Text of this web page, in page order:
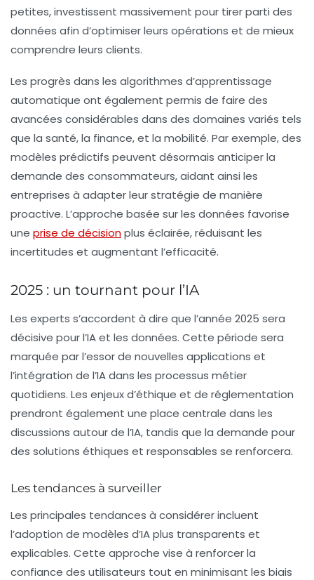
petites, investissent massivement pour tirer parti des
données afin d’optimiser leurs opérations et de mieux
comprendre leurs clients.
Les progrès dans les algorithmes d’apprentissage
automatique ont également permis de faire des
avancées considérables dans des domaines variés tels
que la santé, la finance, et la mobilité. Par exemple, des
modèles prédictifs peuvent désormais anticiper la
demande des consommateurs, aidant ainsi les
entreprises à adapter leur stratégie de manière
proactive. L’approche basée sur les données favorise
une prise de décisionplus éclairée, réduisant les
incertitudes et augmentant l’efficacité.
2025 : un tournant pour l’IA
Les experts s’accordent à dire que l’année 2025 sera
décisive pour l’IA et les données. Cette période sera
marquée par l’essor de nouvelles applications et
l’intégration de l’IA dans les processus métier
quotidiens. Les enjeux d’éthique et de réglementation
prendront également une place centrale dans les
discussions autour de l’IA, tandis que la demande pour
des solutions éthiques et responsables se renforcera.
Les tendances à surveiller
Les principales tendances à considérer incluent
l’adoption de modèles d’IA plus transparents et
explicables. Cette approche vise à renforcer la
confiance des utilisateurs tout en minimisant les biais